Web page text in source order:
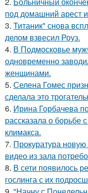
под домашний арест
3. Титаник" снова
делом взвесил Роуз.
4. В Подмосковье
одновременно
женщинами.
5. Селена Гомес
сделала это
6. Ирина Горбачева
рассказала о
климакса.
7. Прокуратура новую
видео из зала
8. В сети появилось
гослинга с их